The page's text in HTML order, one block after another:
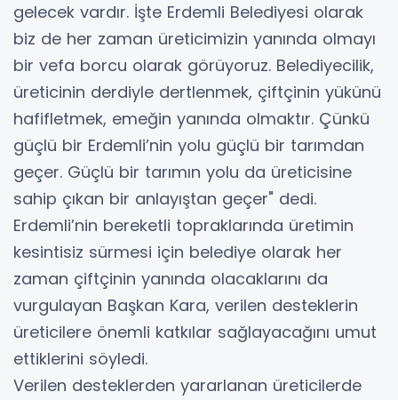
gelecek vardır. İşte Erdemli Belediyesi olarak
biz de her zaman üreticimizin yanında olmayı
bir vefa borcu olarak görüyoruz. Belediyecilik,
üreticinin derdiyle dertlenmek, çiftçinin yükünü
hafifletmek, emeğin yanında olmaktır. Çünkü
güçlü bir Erdemli’nin yolu güçlü bir tarımdan
geçer. Güçlü bir tarımın yolu da üreticisine
sahip çıkan bir anlayıştan geçer" dedi.
Erdemli’nin bereketli topraklarında üretimin
kesintisiz sürmesi için belediye olarak her
zaman çiftçinin yanında olacaklarını da
vurgulayan Başkan Kara, verilen desteklerin
üreticilere önemli katkılar sağlayacağını umut
ettiklerini söyledi.
Verilen desteklerden yararlanan üreticilerde